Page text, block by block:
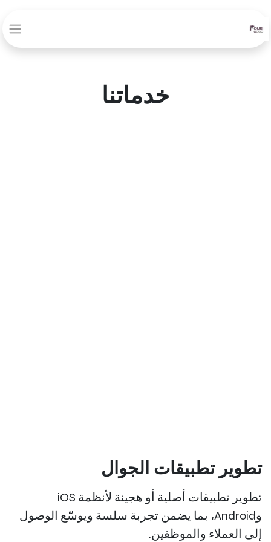
خدماتنا
تطوير تطبيقات الجوال
تطوير تطبيقات أصلية أو هجينة لأنظمة iOS
وAndroid، بما يضمن تجربة سلسة ويوسّع الوصول
إلى العملاء والموظفين.